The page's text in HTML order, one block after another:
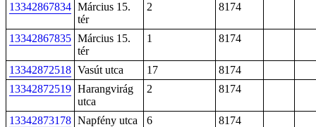
13342867834 Március 15.
tér
2 8174
13342867835 Március 15.
tér
1 8174
13342872518 Vasút utca 17
8174
13342872519 Harangvirág
utca
2 8174
13342873178 Napfény utca 6
8174